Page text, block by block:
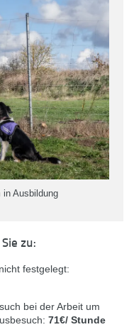
in Ausbildung
zu:
festgelegt:
bei der Arbeit um
71€/ Stunde